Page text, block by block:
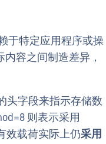
于特定应用程序或操
容之间制造差异，
头字段来指示存储数
则表示采用
效载荷实际上仍采用